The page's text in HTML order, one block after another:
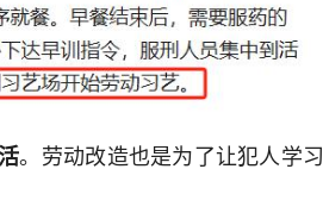
。劳动改造也是为了让犯人学习